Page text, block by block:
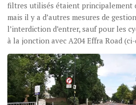
filtres utilisés étaient principalement
mais il y a d’autres mesures de
l’interdiction d’entrer, sauf pour les
à la jonction avec A204 Effra Road